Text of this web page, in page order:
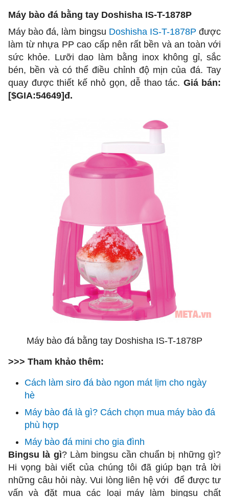
Máy bào đá bằng tay Doshisha IS-T-1878P
Máy bào đá, làm bingsu Doshisha IS-T-1878P được
làm từ nhựa PP cao cấp nên rất bền và an toàn với
sức khỏe. Lưỡi dao làm bằng inox không gỉ, sắc
bén, bền và có thể điều chỉnh độ mịn của đá. Tay
quay được thiết kế nhỏ gọn, dễ thao tác. Giá bán:
[$GIA:54649]đ.
Máy bào đá bằng tay Doshisha IS-T-1878P
>>> Tham khảo thêm:
Cách làm siro đá bào ngon mát lịm cho ngày
hè
Máy bào đá là gì? Cách chọn mua máy bào đá
phù hợp
Máy bào đá mini cho gia đình
Bingsu là gì? Làm bingsu cần chuẩn bị những gì?
Hi vọng bài viết của chúng tôi đã giúp bạn trả lời
những câu hỏi này. Vui lòng liên hệ với để được tư
vấn và đặt mua các loại máy làm bingsu chất